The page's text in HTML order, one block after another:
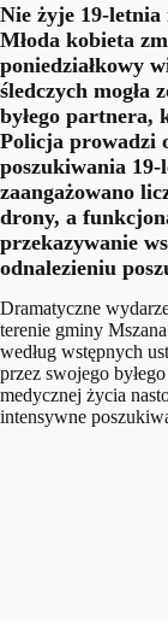
Nie żyje 19-
Młoda kobieta
poniedziałkowy
śledczych mogła
byłego partnera,
Policja prowadzi
poszukiwania
zaangażowano
drony, a
przekazywanie
odnalezieniu
Dramatyczne
terenie gminy
według wstępnych
przez swojego
medycznej życia
intensywne